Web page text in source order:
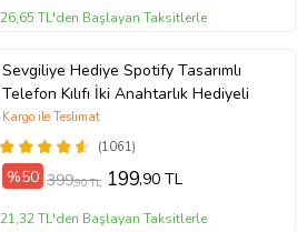
26,65 TL'den Başlayan Taksitlerle
Sevgiliye Hediye Spotify Tasarımlı
Telefon Kılıfı İki Anahtarlık Hediyeli
(1061)
Kargo ile Teslimat
%50 399,90 TL 199,90 TL
21,32 TL'den Başlayan Taksitlerle